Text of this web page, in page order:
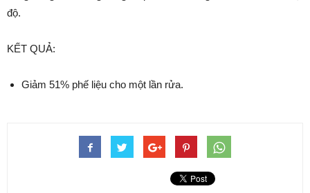
độ.
KẾT QUẢ:
Giảm 51% phế liệu cho một lần rửa.